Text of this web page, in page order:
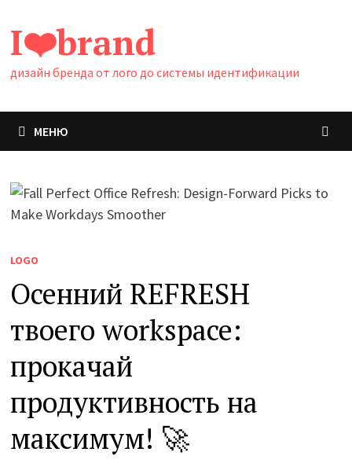
содержимому
I❤️brand
дизайн бренда от лого до системы идентификации
МЕНЮ
LOGO
Осенний REFRESH
твоего workspace:
прокачай
продуктивность на
максимум! 🚀